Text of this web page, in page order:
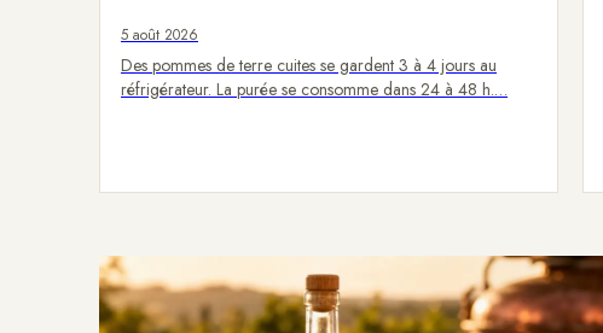
5 août 2026
Des pommes de terre cuites se gardent 3 à 4 jours au
réfrigérateur. La purée se consomme dans 24 à 48 h.…